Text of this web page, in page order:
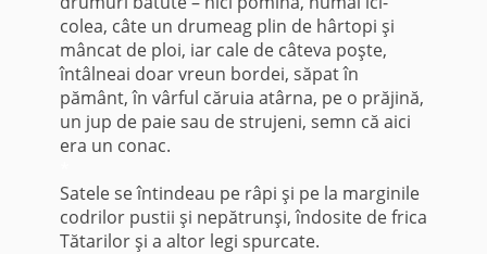
colea, câte un drumeag plin de hârtopi şi
mâncat de ploi, iar cale de câteva poşte,
întâlneai doar vreun bordei, săpat în
pământ, în vârful căruia atârna, pe o prăjină,
un jup de paie sau de strujeni, semn că aici
era un conac.
Satele se întindeau pe râpi şi pe la marginile
codrilor pustii şi nepătrunşi, îndosite de frica
Tătarilor şi a altor legi spurcate.